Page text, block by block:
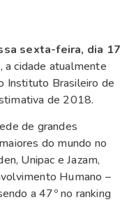
sexta-feira, dia 17
a cidade atualmente
Instituto Brasileiro de
de 2018.
de grandes
do mundo no
Unipac e Jazam,
Humano –
a 47º no ranking